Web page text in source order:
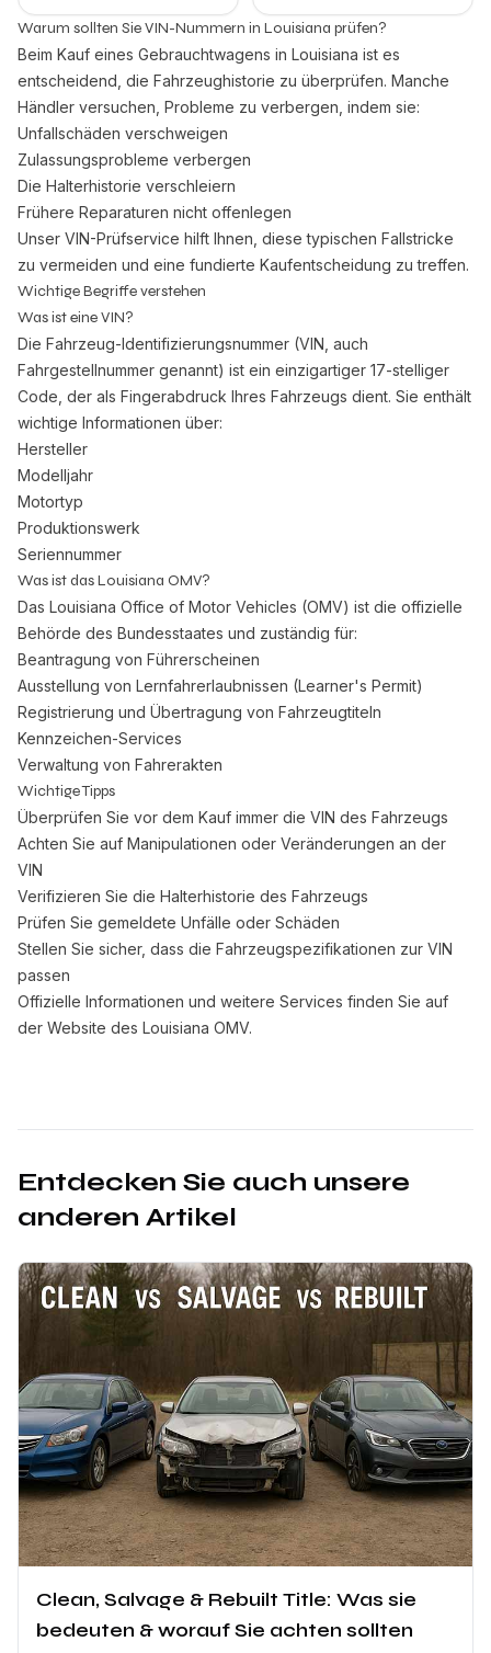
Warum sollten Sie VIN-Nummern in Louisiana prüfen?
Beim Kauf eines Gebrauchtwagens in Louisiana ist es
entscheidend, die Fahrzeughistorie zu überprüfen. Manche
Händler versuchen, Probleme zu verbergen, indem sie:
Unfallschäden verschweigen
Zulassungsprobleme verbergen
Die Halterhistorie verschleiern
Frühere Reparaturen nicht offenlegen
Unser VIN-Prüfservice hilft Ihnen, diese typischen Fallstricke
zu vermeiden und eine fundierte Kaufentscheidung zu treffen.
Wichtige Begriffe verstehen
Was ist eine VIN?
Die Fahrzeug-Identifizierungsnummer (VIN, auch
Fahrgestellnummer genannt) ist ein einzigartiger 17-stelliger
Code, der als Fingerabdruck Ihres Fahrzeugs dient. Sie enthält
wichtige Informationen über:
Hersteller
Modelljahr
Motortyp
Produktionswerk
Seriennummer
Was ist das Louisiana OMV?
Das Louisiana Office of Motor Vehicles (OMV) ist die offizielle
Behörde des Bundesstaates und zuständig für:
Beantragung von Führerscheinen
Ausstellung von Lernfahrerlaubnissen (Learner's Permit)
Registrierung und Übertragung von Fahrzeugtiteln
Kennzeichen-Services
Verwaltung von Fahrerakten
Wichtige Tipps
Überprüfen Sie vor dem Kauf immer die VIN des Fahrzeugs
Achten Sie auf Manipulationen oder Veränderungen an der
VIN
Verifizieren Sie die Halterhistorie des Fahrzeugs
Prüfen Sie gemeldete Unfälle oder Schäden
Stellen Sie sicher, dass die Fahrzeugspezifikationen zur VIN
passen
Offizielle Informationen und weitere Services finden Sie auf
der Website des Louisiana OMV.
Entdecken Sie auch unsere
anderen Artikel
Clean, Salvage & Rebuilt Title: Was sie
bedeuten & worauf Sie achten sollten